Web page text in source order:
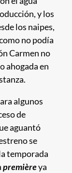
y los
los naipes,
no podía
Carmen no
ahogada en
algunos
de
aguantó
se
temporada
premièreya